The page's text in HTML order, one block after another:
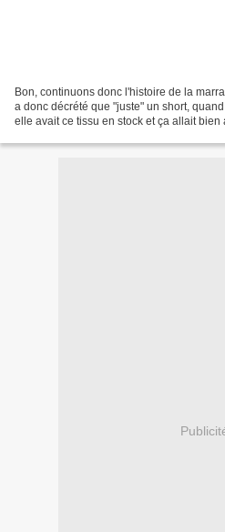
Bon, continuons donc l'histoire de la
a donc décrété que "juste" un short,
elle avait ce tissu en stock et ça allait